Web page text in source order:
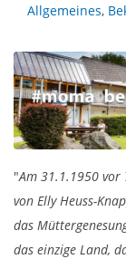
Allgemeines,
"Am 31.1.1950 vor
von Elly Heuss-
das
das einzige Land,